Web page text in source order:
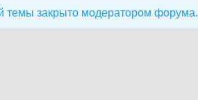
темы закрыто модератором форума.